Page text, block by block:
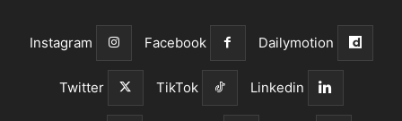
Dailymotion
Facebook
Instagram
Linkedin
TikTok
Twitter